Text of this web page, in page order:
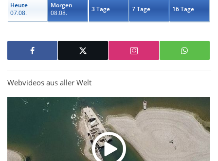
Heute
07.08.
Morgen
08.08.
3 Tage 7 Tage 16 Tage
Webvideos aus aller Welt